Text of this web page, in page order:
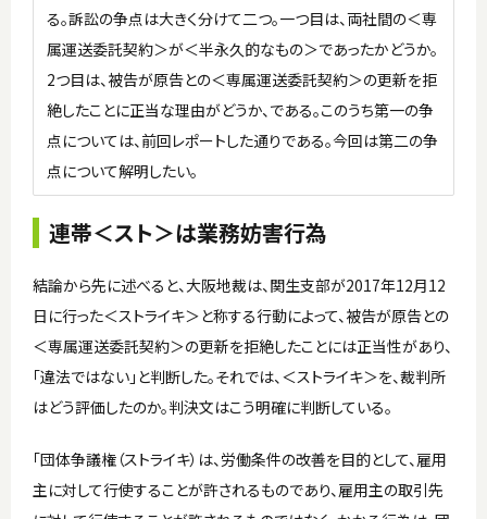
る。訴訟の争点は大きく分けて二つ。一つ目は、両社間の＜専
属運送委託契約＞が＜半永久的なもの＞であったかどうか。
2つ目は、被告が原告との＜専属運送委託契約＞の更新を拒
絶したことに正当な理由がどうか、である。このうち第一の争
点については、前回レポートした通りである。今回は第二の争
点について解明したい。
連帯＜スト＞は業務妨害行為
結論から先に述べると、大阪地裁は、関生支部が2017年12月12
日に行った＜ストライキ＞と称する行動によって、被告が原告との
＜専属運送委託契約＞の更新を拒絶したことには正当性があり、
「違法ではない」と判断した。それでは、＜ストライキ＞を、裁判所
はどう評価したのか。判決文はこう明確に判断している。
「団体争議権（ストライキ）は、労働条件の改善を目的として、雇用
主に対して行使することが許されるものであり、雇用主の取引先